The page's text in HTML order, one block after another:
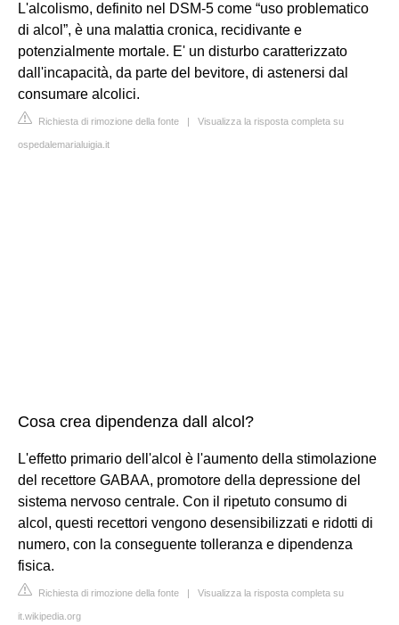
L'alcolismo, definito nel DSM-5 come “uso problematico
di alcol”, è una malattia cronica, recidivante e
potenzialmente mortale. E' un disturbo caratterizzato
dall'incapacità, da parte del bevitore, di astenersi dal
consumare alcolici.
Richiesta di rimozione della fonte | Visualizza la risposta completa su
ospedalemarialuigia.it
Cosa crea dipendenza dall alcol?
L'effetto primario dell'alcol è l'aumento della stimolazione
del recettore GABAA, promotore della depressione del
sistema nervoso centrale. Con il ripetuto consumo di
alcol, questi recettori vengono desensibilizzati e ridotti di
numero, con la conseguente tolleranza e dipendenza
fisica.
Richiesta di rimozione della fonte | Visualizza la risposta completa su
it.wikipedia.org